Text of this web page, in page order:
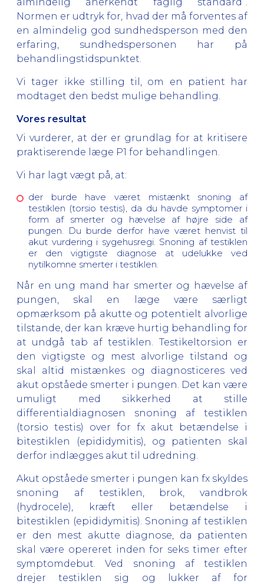
Normen er udtryk for, hvad der må forventes af
en almindelig god sundhedsperson med den
erfaring, sundhedspersonen har på
behandlingstidspunktet.
Vi tager ikke stilling til, om en patient har
modtaget den bedst mulige behandling.
Vores resultat
Vi vurderer, at der er grundlag for at kritisere
praktiserende læge P1 for behandlingen.
Vi har lagt vægt på, at:
der burde have været mistænkt snoning af
testiklen (torsio testis), da du havde symptomer i
form af smerter og hævelse af højre side af
pungen. Du burde derfor have været henvist til
akut vurdering i sygehusregi. Snoning af testiklen
er den vigtigste diagnose at udelukke ved
nytilkomne smerter i testiklen.
Når en ung mand har smerter og hævelse af
pungen, skal en læge være særligt
opmærksom på akutte og potentielt alvorlige
tilstande, der kan kræve hurtig behandling for
at undgå tab af testiklen. Testikeltorsion er
den vigtigste og mest alvorlige tilstand og
skal altid mistænkes og diagnosticeres ved
akut opståede smerter i pungen. Det kan være
umuligt med sikkerhed at stille
differentialdiagnosen snoning af testiklen
(torsio testis) over for fx akut betændelse i
bitestiklen (epididymitis), og patienten skal
derfor indlægges akut til udredning.
Akut opståede smerter i pungen kan fx skyldes
snoning af testiklen, brok, vandbrok
(hydrocele), kræft eller betændelse i
bitestiklen (epididymitis). Snoning af testiklen
er den mest akutte diagnose, da patienten
skal være opereret inden for seks timer efter
symptomdebut. Ved snoning af testiklen
drejer testiklen sig og lukker af for